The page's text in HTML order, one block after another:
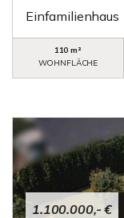
Einfamilienhaus
110 m²
WOHNFLÄCHE
1.100.000,- €